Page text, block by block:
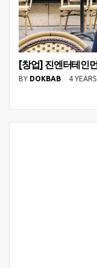
[창업] 진엔터테인
BY DOKBAB 4